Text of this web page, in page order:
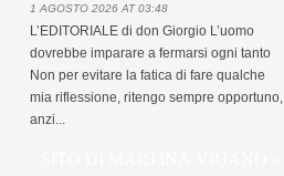
1 AGOSTO 2026 AT 03:48
L’EDITORIALE di don Giorgio L’uomo
dovrebbe imparare a fermarsi ogni tanto
Non per evitare la fatica di fare qualche
mia riflessione, ritengo sempre opportuno,
anzi...